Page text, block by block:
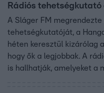
Rádiós tehetségkutató
A Sláger FM
tehetségkutatóját, a
héten keresztül kizárólag
hogy ők a legjobbak. A
is hallhatják, amelyeket a